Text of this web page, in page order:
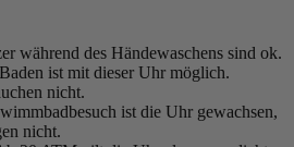
während des Händewaschens sind ok.
ist mit dieser Uhr möglich.
nicht.
ist die Uhr gewachsen,
nicht.